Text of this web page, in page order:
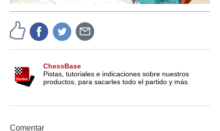
ChessBase
Pistas, tutoriales e indicaciones sobre nuestros
productos, para sacarles todo el partido y más.
Comentar